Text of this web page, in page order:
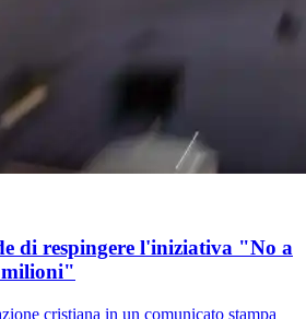
di respingere l'iniziativa "No a
milioni"
cristiana in un comunicato stampa